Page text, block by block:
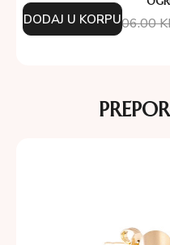
406.00
DODAJ U KORPU